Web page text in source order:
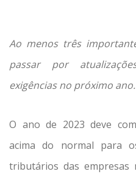
Ao menos três
passar por
exigências no próximo
O ano de 2023 deve
acima do normal para
tributários das empresas